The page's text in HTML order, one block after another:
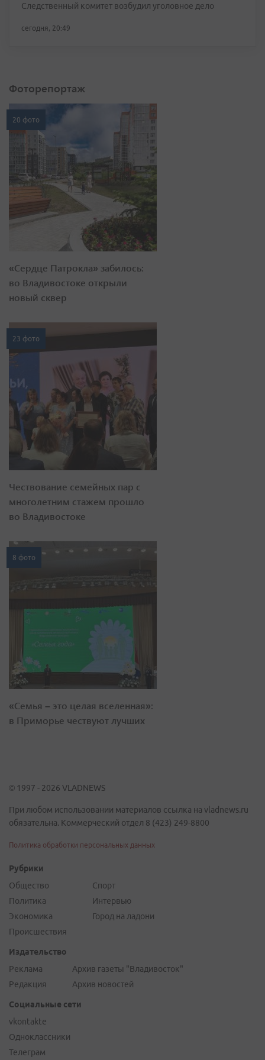
Следственный комитет возбудил уголовное дело
сегодня, 20:49
Фоторепортаж
20 фото
«Сердце Патрокла» забилось:
во Владивостоке открыли
новый сквер
23 фото
Чествование семейных пар с
многолетним стажем прошло
во Владивостоке
8 фото
«Семья – это целая вселенная»:
в Приморье чествуют лучших
© 1997 - 2026 VLADNEWS
При любом использовании материалов ссылка на vladnews.ru
обязательна. Коммерческий отдел 8 (423) 249-8800
Политика обработки персональных данных
Рубрики
Общество
Политика
Экономика
Происшествия
Спорт
Интервью
Город на ладони
Издательство
Реклама
Редакция
Архив газеты "Владивосток"
Архив новостей
Социальные сети
vkontakte
Одноклассники
Телеграм